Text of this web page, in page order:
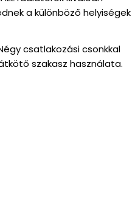
a különböző helyiségek
csatlakozási csonkkal
szakasz használata.